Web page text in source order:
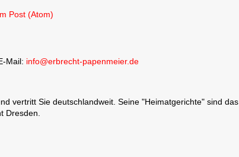
Post (Atom)
Mail: info@erbrecht-papenmeier.de
vertritt Sie deutschlandweit. Seine "Heimatgerichte" sind das
Dresden.